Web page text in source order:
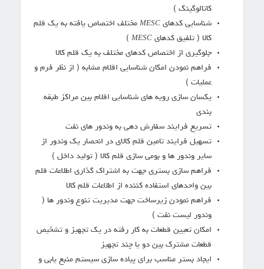
کاتالوگینگ )
شناسایی کدهای MESC مختلف اختصاص یافته به یک قلم
کالا ( تلفیق کدهای MESC
)
جلوگیری از اختصاص کدهای مختلف به یک قلم کالا
فراهم نمودن امکان شناسایی اقلام مشابه ( از نظر فرم و
عملیات )
یکسان سازی رویه های شناسایی اقلام بین مراکز طبقه
بندی
تسریع فرایند سفارش دهی به وندور های نفت
تسهیل فرایند تامین قلم کالای در انحصار یک وندور از
سایر وندور ها و بومی سازی قلم کالا ( تولید داخل )
فراهم سازی بستری جهت به اشتراک گذاری اطلاعات قلم
بین واحدهای استفاده کننده از اطلاعات قلم کالا
فراهم نمودن زیرساخت جهت مدیریت تنوع وندور ها (
وندور لیست نفت )
امکان تعیین قطعات به کار رفته در یک تجهیز و تشخیص
قطعات مشترک بین دو یا چند تجهیز
ایجاد بستر مناسب برای پیاده سازی سیستم منبع یابی و